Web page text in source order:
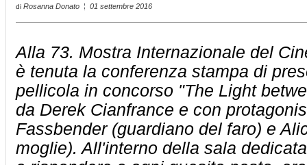
di Rosanna Donato 01 settembre 2016
Alla 73. Mostra Internazionale del
è tenuta la conferenza stampa di
pellicola in concorso "The Light
da Derek Cianfrance e con
Fassbender (guardiano del faro) e
moglie). All'interno della sala